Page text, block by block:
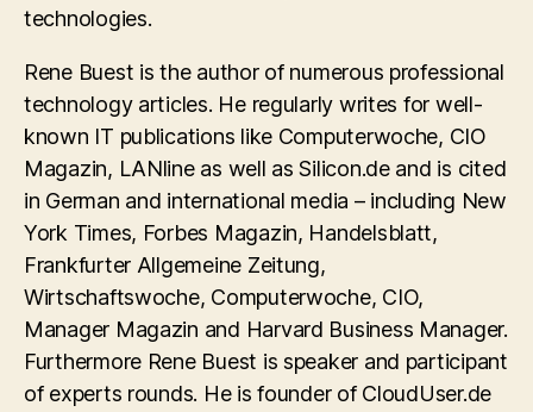
technologies.
Rene Buest is the author of numerous professional
technology articles. He regularly writes for well-
known IT publications like Computerwoche, CIO
Magazin, LANline as well as Silicon.de and is cited
in German and international media – including New
York Times, Forbes Magazin, Handelsblatt,
Frankfurter Allgemeine Zeitung,
Wirtschaftswoche, Computerwoche, CIO,
Manager Magazin and Harvard Business Manager.
Furthermore Rene Buest is speaker and participant
of experts rounds. He is founder of CloudUser.de